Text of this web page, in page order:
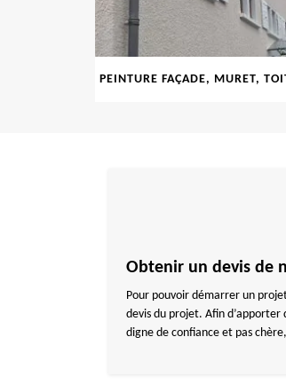
Obtenir un devis de
Pour pouvoir démarrer un
devis du projet. Afin d’apporter
digne de confiance et pas